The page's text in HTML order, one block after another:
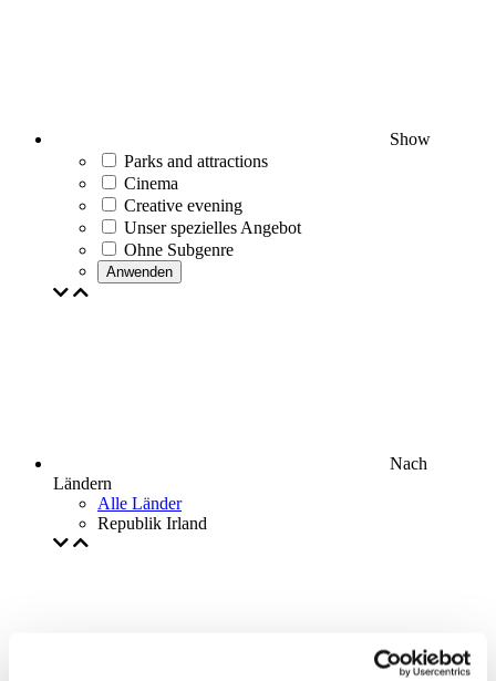
Show
Parks and attractions
Cinema
Creative evening
Unser spezielles Angebot
Ohne Subgenre
Anwenden
Nach
Ländern
Alle Länder
Republik Irland